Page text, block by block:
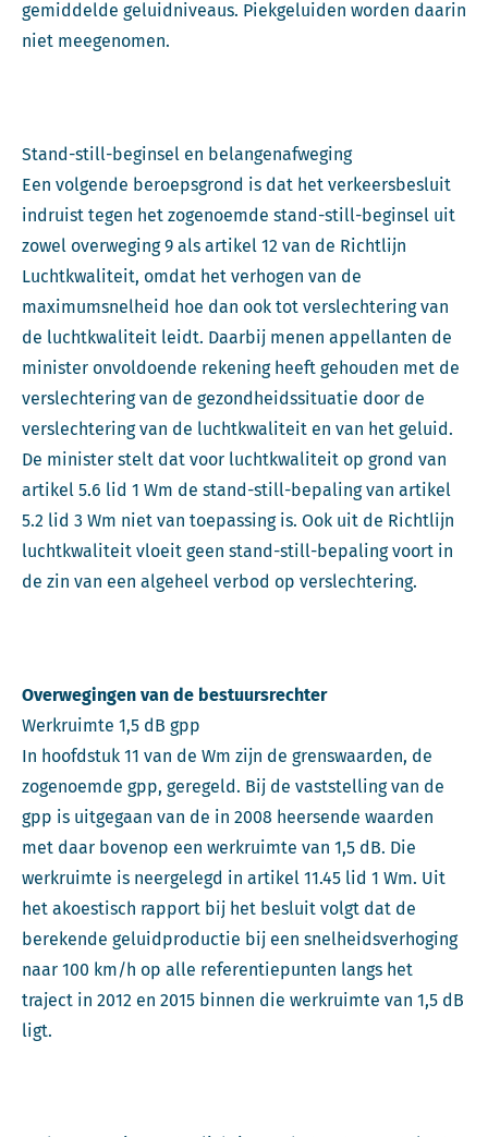
gemiddelde geluidniveaus. Piekgeluiden worden daarin
niet meegenomen.
Stand-still-beginsel en belangenafweging
Een volgende beroepsgrond is dat het verkeersbesluit
indruist tegen het zogenoemde stand-still-beginsel uit
zowel overweging 9 als artikel 12 van de Richtlijn
Luchtkwaliteit, omdat het verhogen van de
maximumsnelheid hoe dan ook tot verslechtering van
de luchtkwaliteit leidt. Daarbij menen appellanten de
minister onvoldoende rekening heeft gehouden met de
verslechtering van de gezondheidssituatie door de
verslechtering van de luchtkwaliteit en van het geluid.
De minister stelt dat voor luchtkwaliteit op grond van
artikel 5.6 lid 1 Wm de stand-still-bepaling van artikel
5.2 lid 3 Wm niet van toepassing is. Ook uit de Richtlijn
luchtkwaliteit vloeit geen stand-still-bepaling voort in
de zin van een algeheel verbod op verslechtering.
Overwegingen van de bestuursrechter
Werkruimte 1,5 dB gpp
In hoofdstuk 11 van de Wm zijn de grenswaarden, de
zogenoemde gpp, geregeld. Bij de vaststelling van de
gpp is uitgegaan van de in 2008 heersende waarden
met daar bovenop een werkruimte van 1,5 dB. Die
werkruimte is neergelegd in artikel 11.45 lid 1 Wm. Uit
het akoestisch rapport bij het besluit volgt dat de
berekende geluidproductie bij een snelheidsverhoging
naar 100 km/h op alle referentiepunten langs het
traject in 2012 en 2015 binnen die werkruimte van 1,5 dB
ligt.